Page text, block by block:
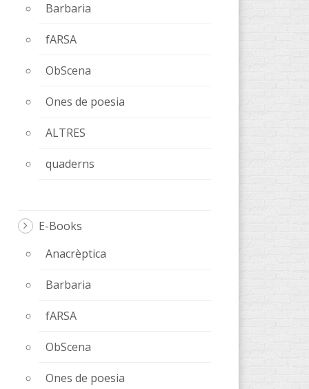
Barbaria
fARSA
ObScena
Ones de poesia
ALTRES
quaderns
E-Books
Anacrèptica
Barbaria
fARSA
ObScena
Ones de poesia